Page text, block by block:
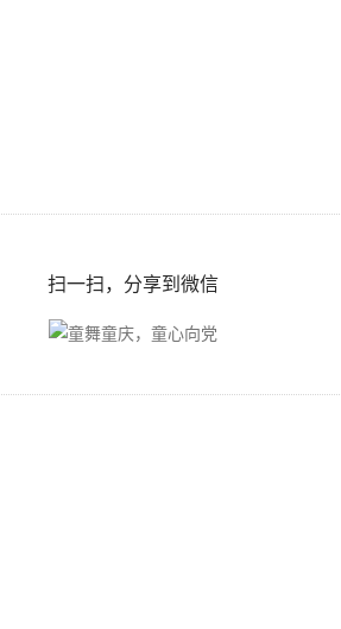
扫一扫，分享到微信